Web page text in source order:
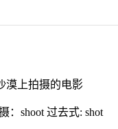
漠上拍摄的电影
：shoot 过去式: shot